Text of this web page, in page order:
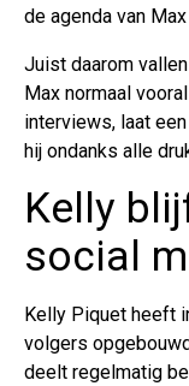
de agenda van
Juist daarom
Max normaal
interviews, laat
hij ondanks alle
Kelly
social
Kelly Piquet heeft
volgers
deelt regelmatig